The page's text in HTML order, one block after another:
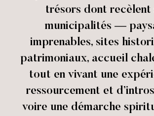
trésors dont recèlent
municipalités —
imprenables, sites
patrimoniaux, accueil
tout en vivant une
ressourcement et
voire une démarche